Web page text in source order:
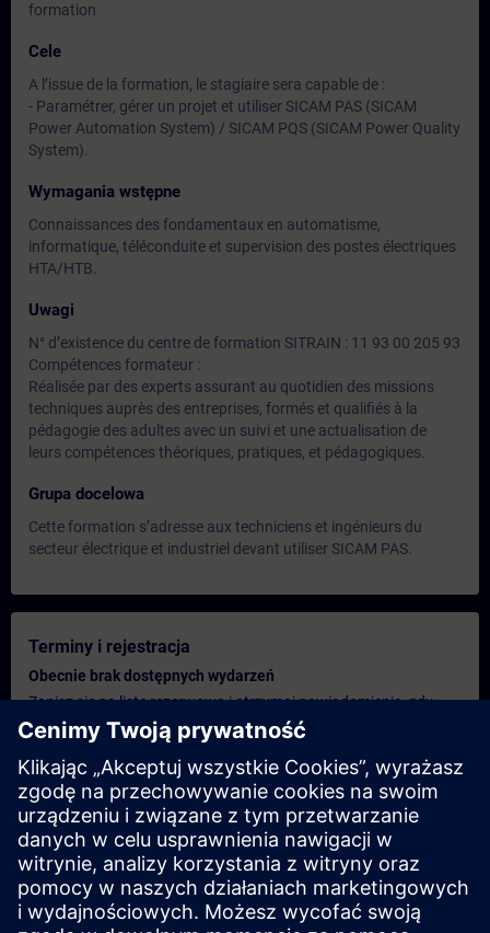
formation
Cele
A l’issue de la formation, le stagiaire sera capable de :
- Paramétrer, gérer un projet et utiliser SICAM PAS (SICAM
Power Automation System) / SICAM PQS (SICAM Power Quality
System).
Wymagania wstępne
Connaissances des fondamentaux en automatisme,
informatique, téléconduite et supervision des postes électriques
HTA/HTB.
Uwagi
N° d’existence du centre de formation SITRAIN : 11 93 00 205 93
Compétences formateur :
Réalisée par des experts assurant au quotidien des missions
techniques auprès des entreprises, formés et qualifiés à la
pédagogie des adultes avec un suivi et une actualisation de
leurs compétences théoriques, pratiques, et pédagogiques.
Grupa docelowa
Cette formation s’adresse aux techniciens et ingénieurs du
secteur électrique et industriel devant utiliser SICAM PAS.
Terminy i rejestracja
Obecnie brak dostępnych wydarzeń
Zapisz się na listę rezerwową i otrzymaj powiadomienie, gdy
tylko pojawią się nowe daty.
Aktywuj usługę powiadomień
Spersonalizowana oferta
Jeśli potrzebujesz standardowej oferty cenowej dla tego
szkolenia, na przykład dla działu zakupów, kliknij poniższe
łącze. Najpierw musisz podać kilka danych osobowych, a